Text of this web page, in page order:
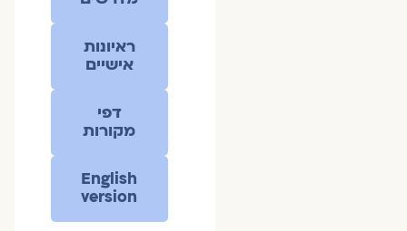
ראיונות
אישיים
דפי
מקורות
English
version